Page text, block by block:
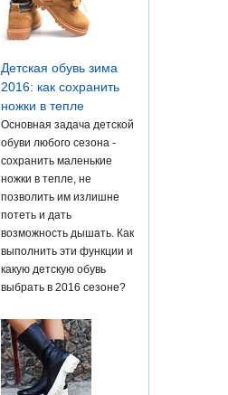
Детская обувь зима
2016: как сохранить
ножки в тепле
Основная задача детской
обуви любого сезона -
сохранить маленькие
ножки в тепле, не
позволить им излишне
потеть и дать
возможность дышать. Как
выполнить эти функции и
какую детскую обувь
выбрать в 2016 сезоне?